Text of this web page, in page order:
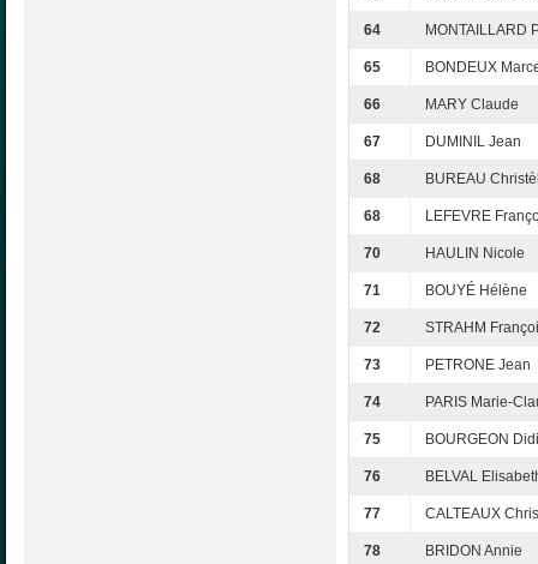
64 MONTAILLARD
65 BONDEUX
66 MARY Claude
67 DUMINIL Jean
68 BUREAU
68 LEFEVRE
70 HAULIN Nicole
71 BOUYÉ Hélène
72 STRAHM
73 PETRONE Jean
74 PARIS Marie-
75 BOURGEON
76 BELVAL
77 CALTEAUX
78 BRIDON Annie